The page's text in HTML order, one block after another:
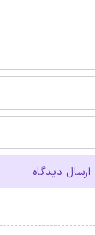
ارسال دیدگاه